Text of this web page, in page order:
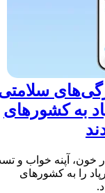
سلامتی
به کشورهای
خون، آپنه خواب و تست
را به کشورهای